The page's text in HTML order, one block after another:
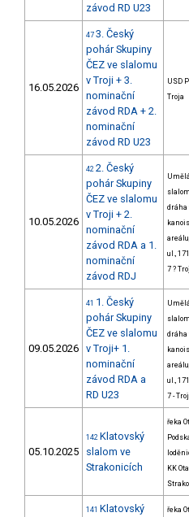
závod RD U23
16.05.2026
47 3. Český
pohár Skupiny
ČEZ ve slalomu
v Troji + 3.
nominační
závod RDA + 2.
nominační
závod RD U23
USD
Troja
10.05.2026
42 2. Český
pohár Skupiny
ČEZ ve slalomu
v Troji + 2.
nominační
závod RDA a 1.
nominační
závod RDJ
Umělá
dráha
ul.,
7 ?
09.05.2026
41 1. Český
pohár Skupiny
ČEZ ve slalomu
v Troji+ 1.
nominační
závod RDA a
RD U23
Umělá
dráha
ul.,
7 -
05.10.2025
142 Klatovský
slalom ve
Strakonicích
řeka
KK
141 Klatovský
řeka